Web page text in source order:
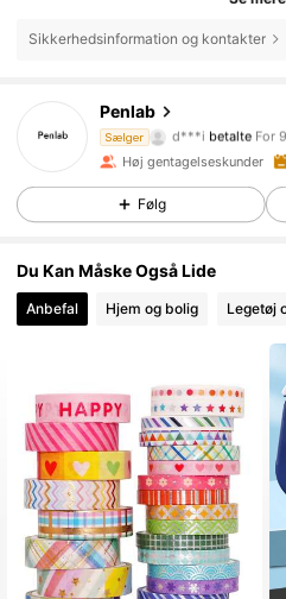
Sikkerhedsinformation og kontakter
Penlab
Sælger s***0 fulgte For
4.91 11K Følgere
4.91 11K Følgere
4.91 11K Følgere
Høj gentagelseskunder
Følg
Du Kan Måske Også Lide
Anbefal Hjem og bolig Legetøj